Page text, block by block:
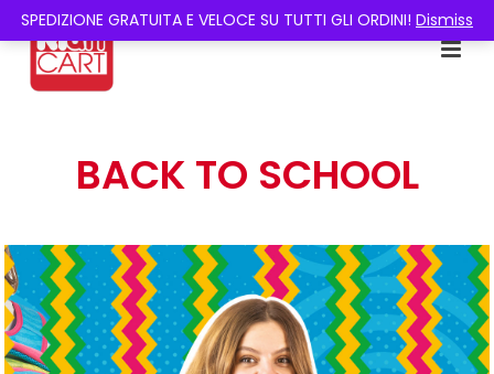
SPEDIZIONE GRATUITA E VELOCE SU TUTTI GLI ORDINI! Dismiss
BACK TO SCHOOL